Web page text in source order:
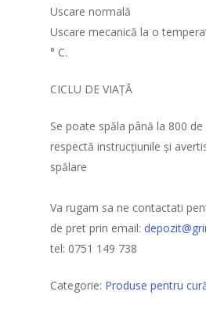
Uscare normală
Uscare mecanică la o
° C.
CICLU DE VIAȚĂ
Se poate spăla până la 800
respectă instrucțiunile și
spălare
Va rugam sa ne contactati
de pret prin email:
tel: 0751 149 738
Categorie: Produse pentru